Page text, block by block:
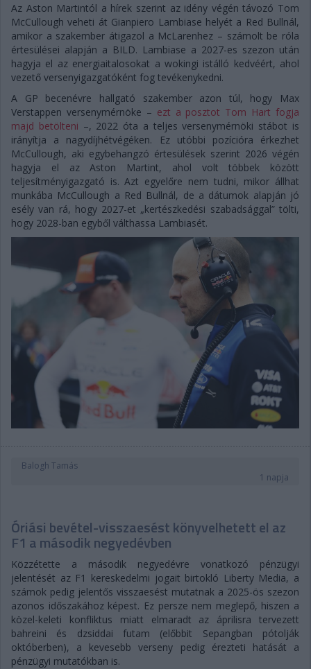
Az Aston Martintól a hírek szerint az idény végén távozó Tom
McCullough veheti át Gianpiero Lambiase helyét a Red Bullnál,
amikor a szakember átigazol a McLarenhez – számolt be róla
értesülései alapján a BILD. Lambiase a 2027-es szezon után
hagyja el az energiaitalosokat a wokingi istálló kedvéért, ahol
vezető versenyigazgatóként fog tevékenykedni.
A GP becenévre hallgató szakember azon túl, hogy Max
Verstappen versenymérnöke – ezt a posztot Tom Hart fogja
majd betölteni –, 2022 óta a teljes versenymérnöki stábot is
irányítja a nagydíjhétvégéken. Ez utóbbi pozícióra érkezhet
McCullough, aki egybehangzó értesülések szerint 2026 végén
hagyja el az Aston Martint, ahol volt többek között
teljesítményigazgató is. Azt egyelőre nem tudni, mikor állhat
munkába McCullough a Red Bullnál, de a dátumok alapján jó
esély van rá, hogy 2027-et „kertészkedési szabadsággal” tölti,
hogy 2028-ban egyből válthassa Lambiasét.
Balogh Tamás
1 napja
Óriási bevétel-visszaesést könyvelhetett el az
F1 a második negyedévben
Közzétette a második negyedévre vonatkozó pénzügyi
jelentését az F1 kereskedelmi jogait birtokló Liberty Media, a
számok pedig jelentős visszaesést mutatnak a 2025-ös szezon
azonos időszakához képest. Ez persze nem meglepő, hiszen a
közel-keleti konfliktus miatt elmaradt az áprilisra tervezett
bahreini és dzsiddai futam (előbbit Sepangban pótolják
októberben), a kevesebb verseny pedig érezteti hatását a
pénzügyi mutatókban is.